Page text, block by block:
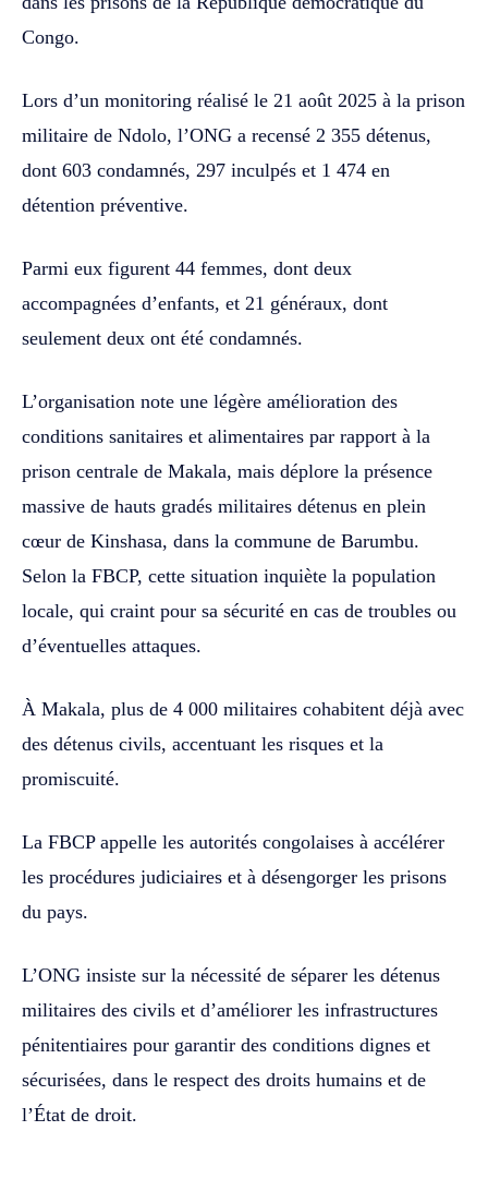
Congo.
Lors d’un monitoring réalisé le 21 août 2025 à la prison
militaire de Ndolo, l’ONG a recensé 2 355 détenus,
dont 603 condamnés, 297 inculpés et 1 474 en
détention préventive.
Parmi eux figurent 44 femmes, dont deux
accompagnées d’enfants, et 21 généraux, dont
seulement deux ont été condamnés.
L’organisation note une légère amélioration des
conditions sanitaires et alimentaires par rapport à la
prison centrale de Makala, mais déplore la présence
massive de hauts gradés militaires détenus en plein
cœur de Kinshasa, dans la commune de Barumbu.
Selon la FBCP, cette situation inquiète la population
locale, qui craint pour sa sécurité en cas de troubles ou
d’éventuelles attaques.
À Makala, plus de 4 000 militaires cohabitent déjà avec
des détenus civils, accentuant les risques et la
promiscuité.
La FBCP appelle les autorités congolaises à accélérer
les procédures judiciaires et à désengorger les prisons
du pays.
L’ONG insiste sur la nécessité de séparer les détenus
militaires des civils et d’améliorer les infrastructures
pénitentiaires pour garantir des conditions dignes et
sécurisées, dans le respect des droits humains et de
l’État de droit.